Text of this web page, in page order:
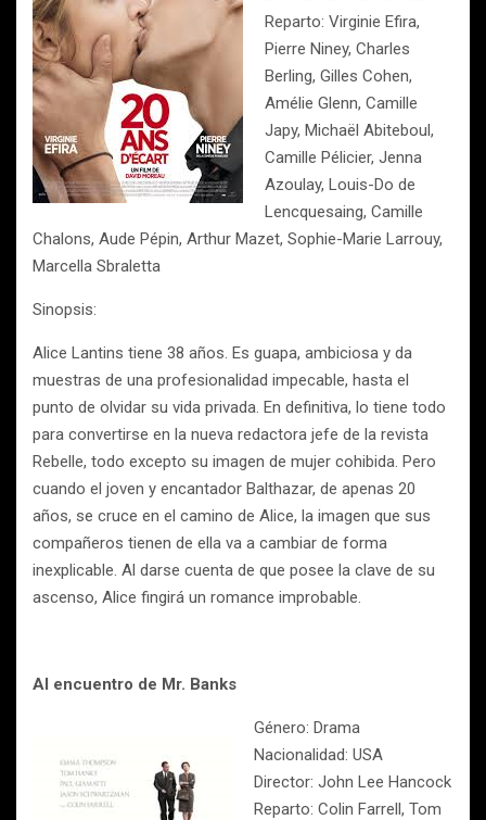
Reparto: Virginie Efira,
Pierre Niney, Charles
Berling, Gilles Cohen,
Amélie Glenn, Camille
Japy, Michaël Abiteboul,
Camille Pélicier, Jenna
Azoulay, Louis-Do de
Lencquesaing, Camille
Chalons, Aude Pépin, Arthur Mazet, Sophie-Marie Larrouy,
Marcella Sbraletta
Sinopsis:
Alice Lantins tiene 38 años. Es guapa, ambiciosa y da
muestras de una profesionalidad impecable, hasta el
punto de olvidar su vida privada. En definitiva, lo tiene todo
para convertirse en la nueva redactora jefe de la revista
Rebelle, todo excepto su imagen de mujer cohibida. Pero
cuando el joven y encantador Balthazar, de apenas 20
años, se cruce en el camino de Alice, la imagen que sus
compañeros tienen de ella va a cambiar de forma
inexplicable. Al darse cuenta de que posee la clave de su
ascenso, Alice fingirá un romance improbable.
Al encuentro de Mr. Banks
Género: Drama
Nacionalidad: USA
Director: John Lee Hancock
Reparto: Colin Farrell, Tom